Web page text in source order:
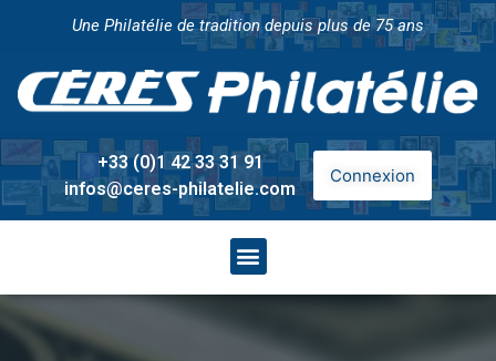
Une Philatélie de tradition depuis plus de 75 ans
+33 (0)1 42 33 31 91
infos@ceres-philatelie.com
Connexion